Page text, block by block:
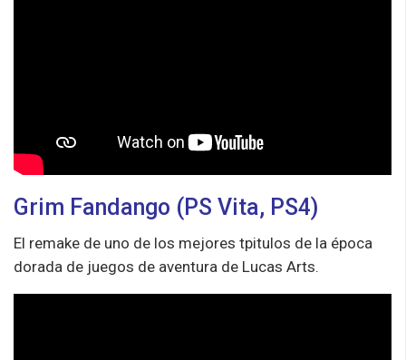
Grim Fandango (PS Vita, PS4)
El remake de uno de los mejores tpitulos de la época
dorada de juegos de aventura de Lucas Arts.